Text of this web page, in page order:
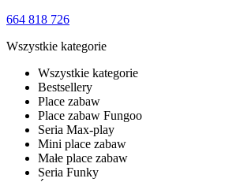
664 818 726
Wszystkie kategorie
Wszystkie kategorie
Bestsellery
Place zabaw
Place zabaw Fungoo
Seria Max-play
Mini place zabaw
Małe place zabaw
Seria Funky